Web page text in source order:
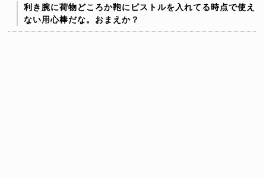
利き腕に荷物どころか鞄にピストルを入れてる時点で使え
ない用心棒だな。おまえか？